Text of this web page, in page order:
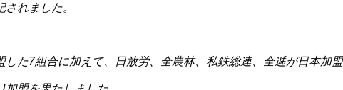
れました。
した7組合に加えて、日放労、全農林、私鉄総連、全逓が日本加